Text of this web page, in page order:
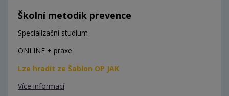
Školní metodik prevence
Specializační studium
ONLINE + praxe
Lze hradit ze Šablon OP JAK
Více informací